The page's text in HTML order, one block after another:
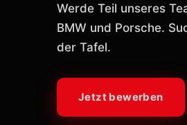
Werde Teil unseres
BMW und Porsche.
der Tafel.
Jetzt bewerben